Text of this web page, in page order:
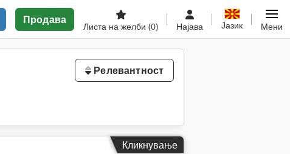
Продава
Листа на желби (0) Најава Јазик Мени
Релевантност
Кликнување